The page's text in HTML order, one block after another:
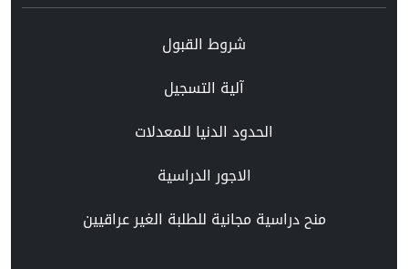
شروط القبول
آلية التسجيل
الحدود الدنيا للمعدلات
الاجور الدراسية
منح دراسية مجانية للطلبة الغير عراقيين